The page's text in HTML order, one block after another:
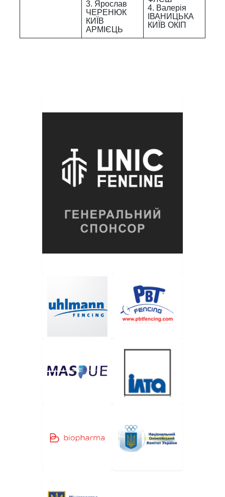
3. Ярослав
ЧЕРЕНЮК
КИЇВ
АРМІЄЦЬ
4. Валерія
ІВАНИЦЬКА
КИЇВ ОКІП